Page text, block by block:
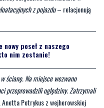
nowy poseł z naszego
ścianę. Na miejsce wezwano
oględziny. Zatrzymali
Potrykus z wejherowskiej
skierowana na badania